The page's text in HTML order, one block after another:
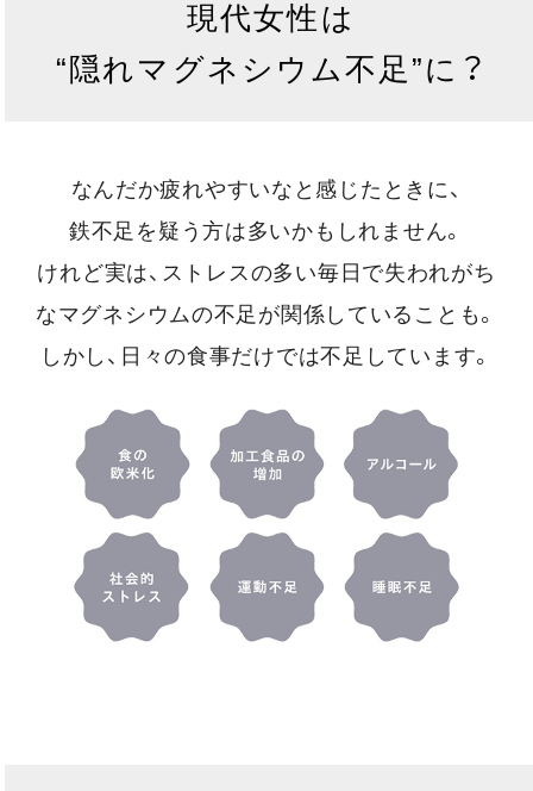
現代女性は
“隠れマグネシウム不足”に？
なんだか疲れやすいなと感じたときに、
鉄不足を疑う方は多いかもしれません。
けれど実は、ストレスの多い毎日で失われがち
なマグネシウムの不足が関係していることも。
しかし、日々の食事だけでは不足しています。